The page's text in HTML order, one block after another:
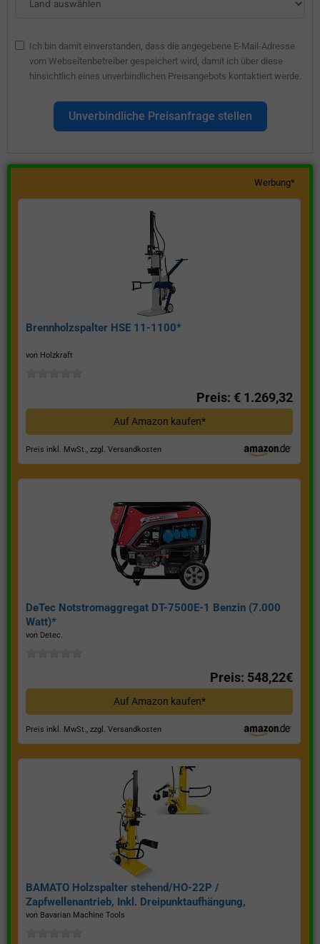
Ich bin damit einverstanden, dass die angegebene E-Mail-Adresse
vom Webseitenbetreiber gespeichert wird, damit ich über diese
hinsichtlich eines unverbindlichen Preisangebots kontaktiert werde.
Unverbindliche Preisanfrage stellen
Werbung*
Brennholzspalter HSE 11-1100*
von Holzkraft
Preis: € 1.269,32
Auf Amazon kaufen*
Preis inkl. MwSt., zzgl. Versandkosten
DeTec Notstromaggregat DT-7500E-1 Benzin (7.000
Watt)*
von Detec.
Preis: 548,22€
Auf Amazon kaufen*
Preis inkl. MwSt., zzgl. Versandkosten
BAMATO Holzspalter stehend/HO-22P /
Zapfwellenantrieb, Inkl. Dreipunktaufhängung,
Spaltkraft 22 Tonnen*
von Bavarian Machine Tools